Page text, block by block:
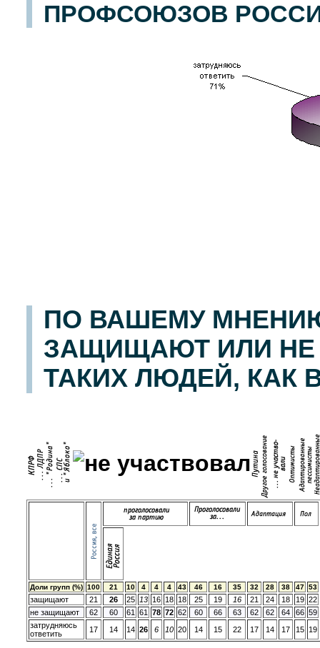
ПРОФСОЮЗОВ
ПО ВАШЕМУ
ЗАЩИЩАЮТ ИЛИ
ТАКИХ ЛЮДЕЙ, КАК
Доли групп (%) 100 21 10 4 4 4 43 46 16 35 32 28 38 47 53
защищают 21 26 25 13 16 18 18 25 19 16 21 24 18 19 22
не защищают
62 60 61 61 78 72 62 60 66 63 62 62 64 66 59
затрудняюсь
ответить
17 14 14 26 6 10 20 14 15 22 17 14 17 15 19